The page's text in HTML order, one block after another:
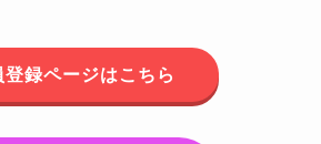
登録ページはこちら